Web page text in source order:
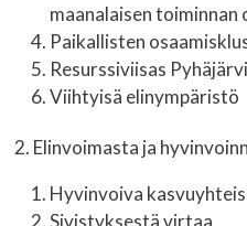
maanalaisen toiminnan
Paikallisten
Resurssiviisas Pyhäjärvi
Viihtyisä elinympäristö
Elinvoimasta ja
Hyvinvoiva
Sivistyksestä virtaa